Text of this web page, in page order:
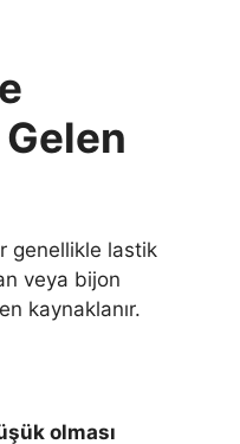
genellikle lastik
veya bijon
kaynaklanır.
olması